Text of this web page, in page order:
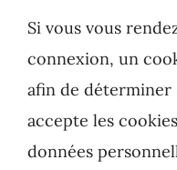
Si vous vous
connexion, un
afin de déterminer
accepte les
données